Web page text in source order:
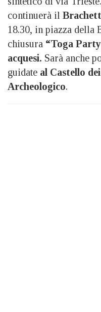
continuerà il
18.30, in piazza della
chiusura “Toga
acquesi. Sarà anche
guidate al Castello
Archeologico.